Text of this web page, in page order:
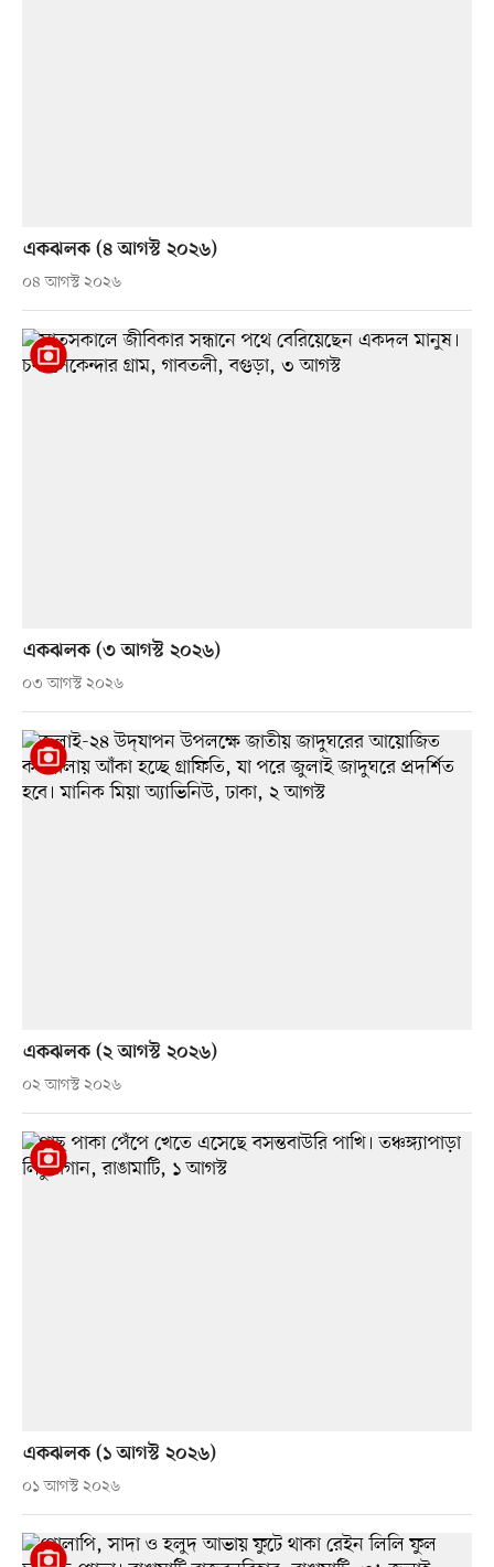
একঝলক (৪ আগস্ট ২০২৬)
০৪ আগস্ট ২০২৬
একঝলক (৩ আগস্ট ২০২৬)
০৩ আগস্ট ২০২৬
একঝলক (২ আগস্ট ২০২৬)
০২ আগস্ট ২০২৬
একঝলক (১ আগস্ট ২০২৬)
০১ আগস্ট ২০২৬